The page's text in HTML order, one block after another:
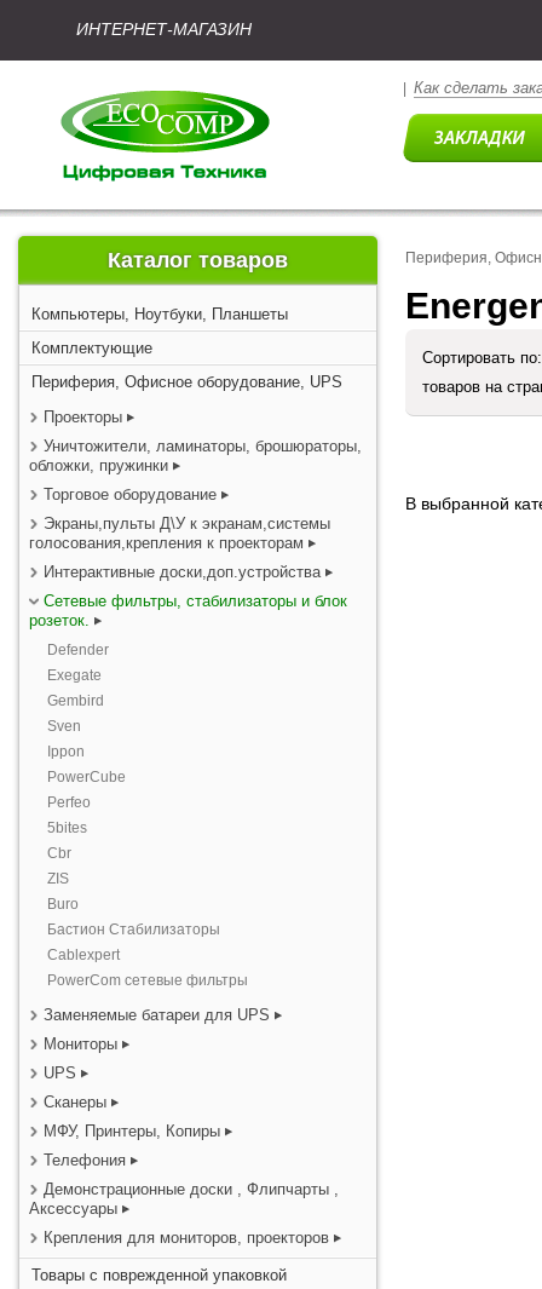
ИНТЕРНЕТ-МАГАЗИН
Как сделать
Каталог товаров
Компьютеры, Ноутбуки, Планшеты
Комплектующие
Периферия, Офисное оборудование, UPS
Проекторы
Уничтожители, ламинаторы, брошюраторы,
обложки, пружинки
Торговое оборудование
Экраны,пульты Д\У к экранам,системы
голосования,крепления к проекторам
Интерактивные доски,доп.устройства
Сетевые фильтры, стабилизаторы и блок
розеток.
Defender
Exegate
Gembird
Sven
Ippon
PowerCube
Perfeo
5bites
Cbr
ZIS
Buro
Бастион Стабилизаторы
Cablexpert
PowerCom сетевые фильтры
Заменяемые батареи для UPS
Мониторы
UPS
Сканеры
МФУ, Принтеры, Копиры
Телефония
Демонстрационные доски , Флипчарты ,
Аксессуары
Крепления для мониторов, проекторов
Товары с поврежденной упаковкой
Периферия,
Сортировать
товаров на
В выбранной